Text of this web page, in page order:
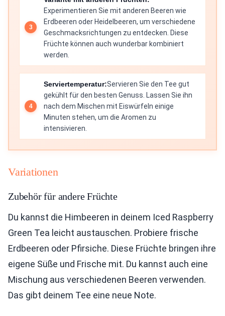
Experimentieren Sie mit anderen Beeren wie
Erdbeeren oder Heidelbeeren, um verschiedene
Geschmacksrichtungen zu entdecken. Diese
Früchte können auch wunderbar kombiniert
werden.
Serviertemperatur:Servieren Sie den Tee gut
gekühlt für den besten Genuss. Lassen Sie ihn
nach dem Mischen mit Eiswürfeln einige
Minuten stehen, um die Aromen zu
intensivieren.
Variationen
Zubehör für andere Früchte
Du kannst die Himbeeren in deinem Iced Raspberry
Green Tea leicht austauschen. Probiere frische
Erdbeeren oder Pfirsiche. Diese Früchte bringen ihre
eigene Süße und Frische mit. Du kannst auch eine
Mischung aus verschiedenen Beeren verwenden.
Das gibt deinem Tee eine neue Note.